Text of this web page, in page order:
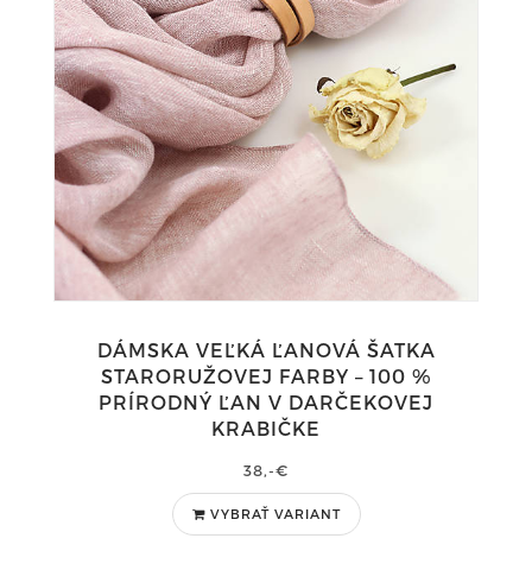
DÁMSKA VEĽKÁ ĽANOVÁ ŠATKA
STARORUŽOVEJ FARBY – 100 %
PRÍRODNÝ ĽAN V DARČEKOVEJ
KRABIČKE
38,-€
VYBRAŤ VARIANT